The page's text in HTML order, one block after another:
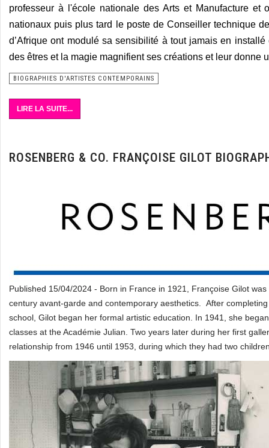
professeur à l'école nationale des Arts et Manufacture
nationaux puis plus tard le poste de Conseiller technique
d’Afrique ont modulé sa sensibilité à tout jamais en
des êtres et la magie magnifient ses créations et leur donne
BIOGRAPHIES D'ARTISTES CONTEMPORAINS
LIRE LA SUITE...
ROSENBERG & CO. FRANÇOISE GILOT
Published 15/04/2024 - Born in France in 1921, Françoise Gilot
century avant-garde and contemporary aesthetics. After
school, Gilot began her formal artistic education. In 1941, she
classes at the Académie Julian. Two years later during her first
relationship from 1946 until 1953, during which they had two